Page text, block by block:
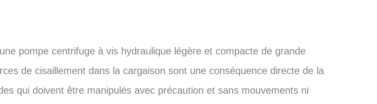
pompe centrifuge à vis hydraulique légère et compacte de grande
de cisaillement dans la cargaison sont une conséquence directe de la
qui doivent être manipulés avec précaution et sans mouvements ni